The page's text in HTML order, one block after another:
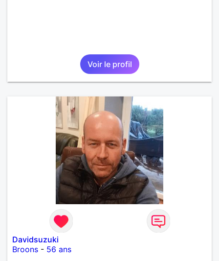
Voir le profil
Davidsuzuki
Broons - 56 ans